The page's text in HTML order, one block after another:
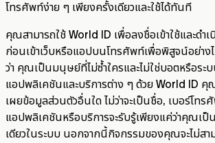
โทรศัพท์ง่าย ๆ เพียงครั้งเดียวและใช้ได้ทันที
คุณสามารถใช้ World ID เพื่อลงชื่อเข้าใช้และดำ
ก่อนเข้าเว็บหรือแอปบนโทรศัพท์เพื่อพิสูจน์อย่าง
ว่า คุณเป็นมนุษย์ที่ไม่ซ้ำใครและไม่ใช่บอตหรือระบ
แอปพลิเคชันและบริการต่าง ๆ ด้วย World ID คุ
เผยข้อมูลส่วนตัวอื่นใด ไม่ว่าจะเป็นชื่อ, เบอร์โท
แอปพลิเคชันหรือบริการจะรับรู้เพียงแค่ว่าคุณเ
เดียวในระบบ นอกจากนี้กิจกรรมของคุณจะไม่ส